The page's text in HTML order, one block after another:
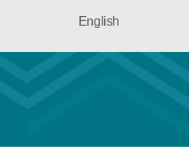
English